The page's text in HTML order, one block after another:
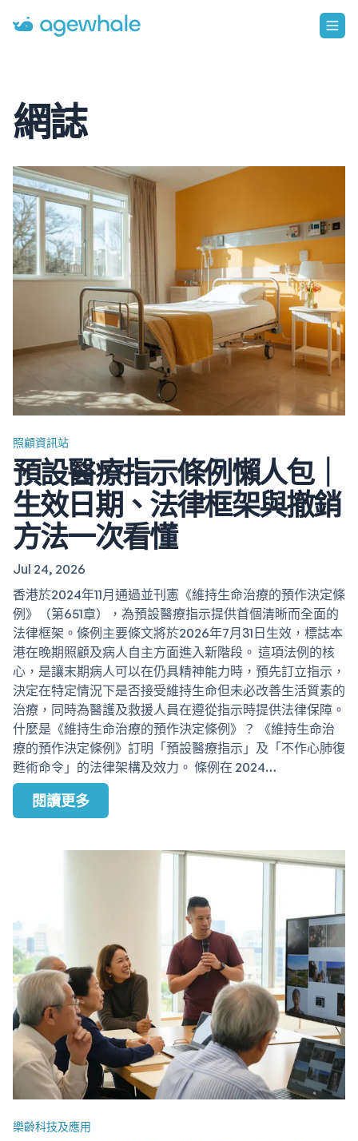
Go to homepage
網誌
照顧資訊站
預設醫療指示條例懶人包｜
生效日期、法律框架與撤銷
方法一次看懂
Jul 24, 2026
香港於2024年11月通過並刊憲《維持生命治療的預作決定條
例》（第651章），為預設醫療指示提供首個清晰而全面的
法律框架。條例主要條文將於2026年7月31日生效，標誌本
港在晚期照顧及病人自主方面進入新階段。 這項法例的核
心，是讓末期病人可以在仍具精神能力時，預先訂立指示，
決定在特定情況下是否接受維持生命但未必改善生活質素的
治療，同時為醫護及救援人員在遵從指示時提供法律保障。
什麼是《維持生命治療的預作決定條例》？ 《維持生命治
療的預作決定條例》訂明「預設醫療指示」及「不作心肺復
甦術命令」的法律架構及效力。 條例在 2024…
閱讀更多
樂齡科技及應用